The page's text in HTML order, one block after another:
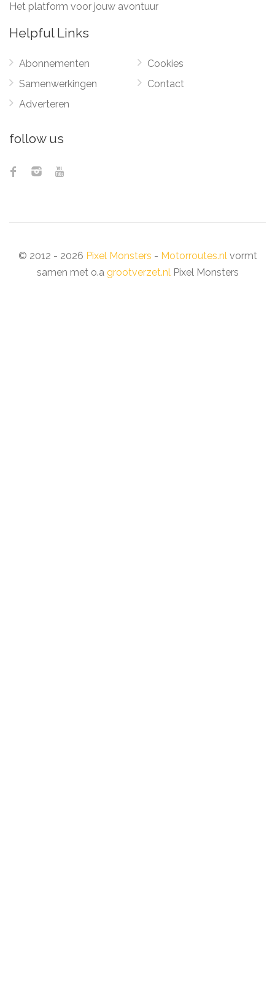
Het platform voor jouw avontuur
Helpful Links
Abonnementen
Samenwerkingen
Adverteren
Cookies
Contact
follow us
© 2012 - 2026 Pixel Monsters - Motorroutes.nlvormt
samen met o.a grootverzet.nlPixel Monsters